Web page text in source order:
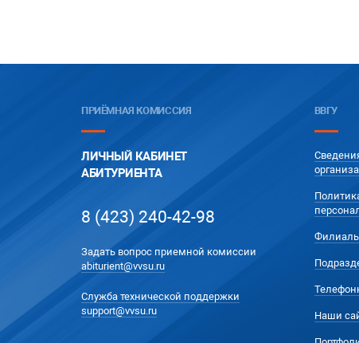
ПРИЁМНАЯ КОМИССИЯ
ЛИЧНЫЙ КАБИНЕТ
АБИТУРИЕНТА
8 (423) 240-42-98
Задать вопрос приемной комиссии
abiturient@vvsu.ru
Служба технической поддержки
support@vvsu.ru
ВВГУ
Наши